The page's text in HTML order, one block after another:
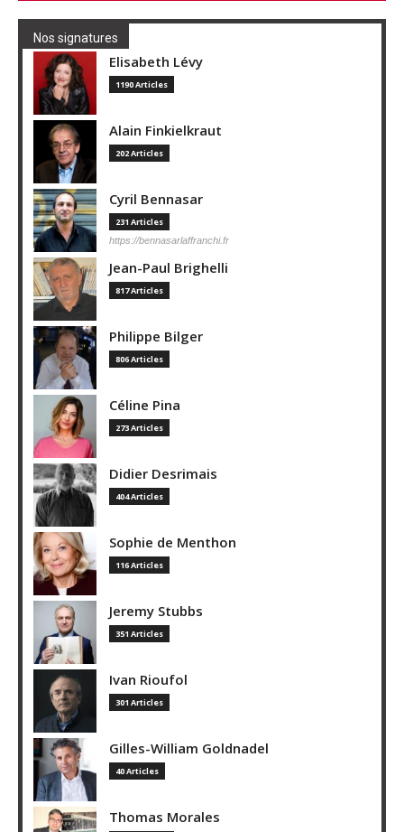
Nos signatures
Elisabeth Lévy
1190 Articles
Alain Finkielkraut
202 Articles
Cyril Bennasar
231 Articles
https://bennasarlaffranchi.fr
Jean-Paul Brighelli
817 Articles
Philippe Bilger
806 Articles
Céline Pina
273 Articles
Didier Desrimais
404 Articles
Sophie de Menthon
116 Articles
Jeremy Stubbs
351 Articles
Ivan Rioufol
301 Articles
Gilles-William Goldnadel
40 Articles
Thomas Morales